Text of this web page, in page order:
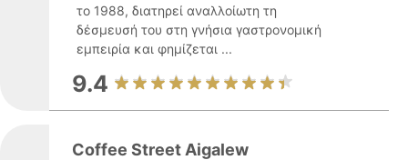
το 1988, διατηρεί αναλλοίωτη τη
δέσμευσή του στη γνήσια γαστρονομική
εμπειρία και φημίζεται ...
9.4
Coffee Street Aigalew